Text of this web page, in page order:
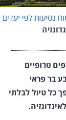
נסיעות לפי יעדים
טרופיים
בר פראי
כל טיול לבלתי